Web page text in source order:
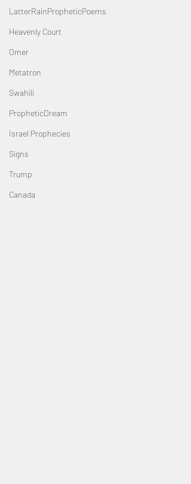
LatterRainPropheticPoems
Heavenly Court
Omer
Metatron
Swahili
PropheticDream
Israel Prophecies
Signs
Trump
Canada